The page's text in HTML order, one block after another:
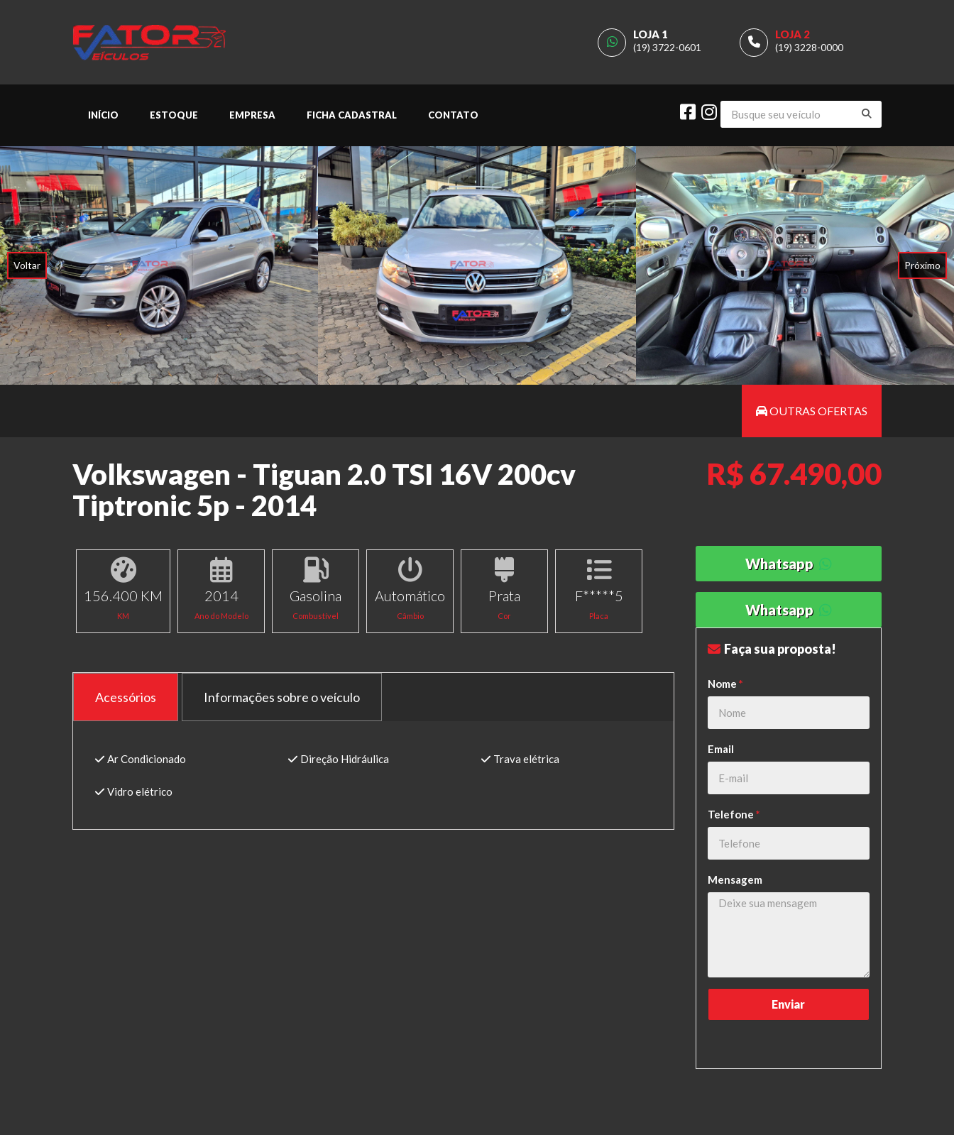
LOJA 2
(19) 3228-0000
LOJA 1
(19) 3722-0601
INÍCIO ESTOQUE EMPRESA FICHA CADASTRAL CONTATO
Voltar Próximo
OUTRAS OFERTAS
Volkswagen - Tiguan 2.0 TSI 16V 200cv
Tiptronic 5p - 2014
R$ 67.490,00
156.400 KM
KM
2014
Ano do Modelo
Gasolina
Combustível
Automático
Câmbio
Prata
Cor
F*****5
Placa
Acessórios Informações sobre o veículo
Ar Condicionado Direção Hidráulica Trava elétrica
Vidro elétrico
Whatsapp
Whatsapp
Faça sua proposta!
Nome *
Email
Telefone *
Mensagem